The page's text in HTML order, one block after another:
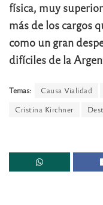
física, muy
más de los cargos
como un gran
difíciles de la
Temas: Causa Vialidad
Cristina Kirchner